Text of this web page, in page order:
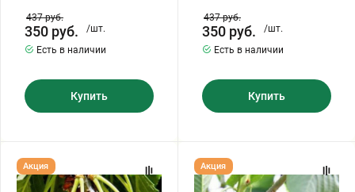
437руб.
350 руб.
/шт.
Есть в наличии
Купить
437руб.
350 руб.
/шт.
Есть в наличии
Купить
Черешня
"ЛЕНИНГРАДСКАЯ
ЖЕЛТАЯ"
Акция
Черешня
"ЛЕНИНГРАДСКАЯ
ЧЕРНАЯ"
Акция